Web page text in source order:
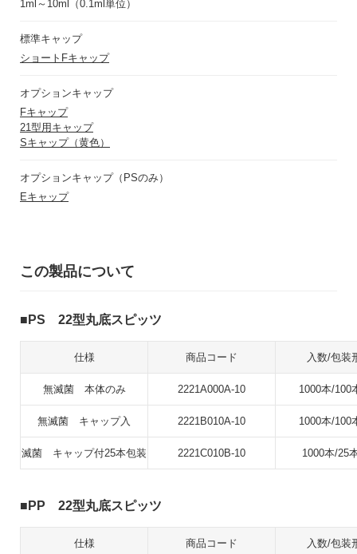
1ml～10ml（0.1ml単位）
標準キャップ
ショートFキャップ
オプションキャップ
Fキャップ
21型用キャップ
Sキャップ（黄色）
オプションキャップ（PSのみ）
Eキャップ
この製品について
PS 22型丸底スピッツ
仕様 商品コード 入数/包装
無滅菌 本体のみ 2221A000A-10 1000本/100
無滅菌 キャップ入 2221B010A-10 1000本/100
滅菌 キャップ付25本包装 2221C010B-10 1000本/25
PP 22型丸底スピッツ
仕様 商品コード 入数/包装